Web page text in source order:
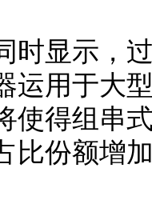
显示，过
运用于大
使得组串
比份额增